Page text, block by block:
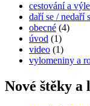
cestování a
daří se / nedaří
obecné (4)
úvod (1)
video (1)
vylomeniny a
Nové štěky a